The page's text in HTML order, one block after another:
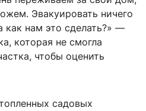
Эвакуировать ничего
как нам это сделать?» —
которая не смогла
чтобы оценить
садовых